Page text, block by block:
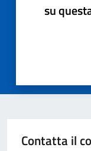
su
Contatta il